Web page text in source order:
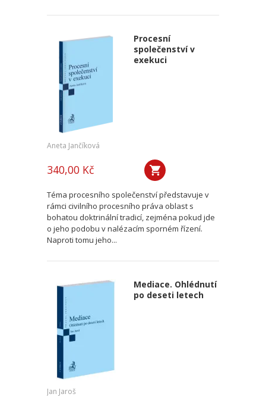
Procesní
společenství v
exekuci
Aneta Jančíková
340,00 Kč
Téma procesního společenství představuje v
rámci civilního procesního práva oblast s
bohatou doktrinální tradicí, zejména pokud jde
o jeho podobu v nalézacím sporném řízení.
Naproti tomu jeho...
Mediace. Ohlédnutí
po deseti letech
Jan Jaroš